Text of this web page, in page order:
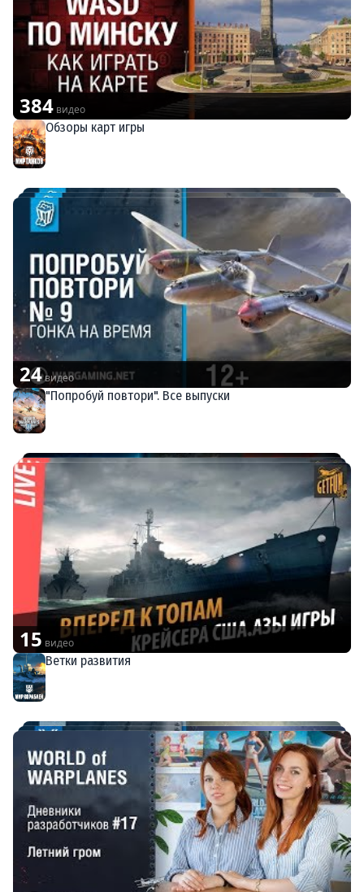
384 видео
Обзоры карт игры
24видео
"Попробуй повтори". Все выпуски
15 видео
Ветки развития